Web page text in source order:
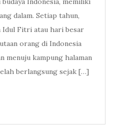
dalam. Setiap tahun,
Idul Fitri atau hari besar
orang di Indonesia
menuju kampung halaman
berlangsung sejak […]